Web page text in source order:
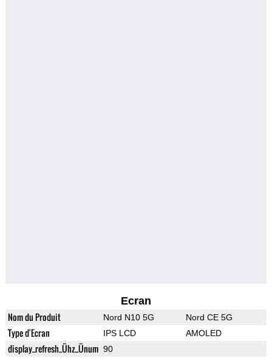
Ecran
Nom du Produit Nord N10 5G Nord CE 5G
Type d'Ecran IPS LCD AMOLED
display_refresh_Ühz_Ünum 90